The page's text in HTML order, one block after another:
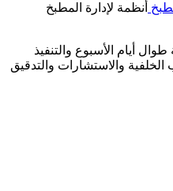
أنظمة لإدارة المطبخ
أيام الأسبوع والتنفيذ
الخلفية والاستشارات والتدقيق